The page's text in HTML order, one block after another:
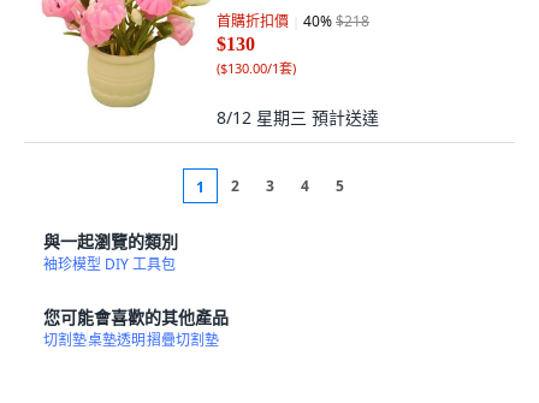
首購折扣價 40%$218
$130
($130.00/1套)
8/12 星期三 預計送達
1 2 3 4 5
與一起瀏覽的類別
袖珍模型 DIY 工具包
您可能會喜歡的其他產品
切割墊桌墊透明摺疊切割墊